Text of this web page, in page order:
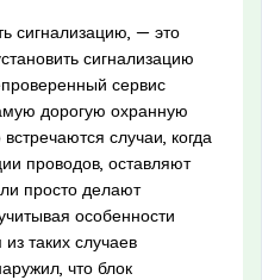
сигнализацию, — это
сигнализацию
сервис
дорогую охранную
случаи, когда
проводов, оставляют
просто делают
особенности
таких случаев
что блок